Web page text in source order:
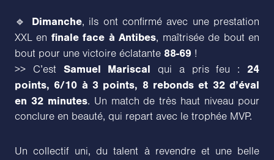
🔹 Dimanche, ils ont confirmé avec une prestation
XXL en finale face à Antibes, maîtrisée de bout en
bout pour une victoire éclatante 88-69 !
>> C’est Samuel Mariscal qui a pris feu :24
points, 6/10 à 3 points, 8 rebonds et 32 d’éval
en 32 minutes. Un match de très haut niveau pour
conclure en beauté, qui repart avec le trophée MVP.
Un collectif uni, du talent à revendre et une belle